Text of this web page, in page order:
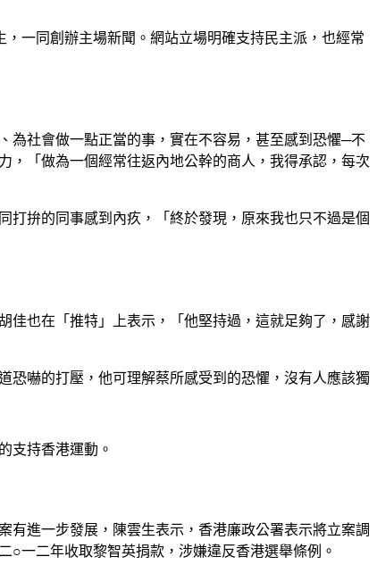
一同創辦主場新聞。網站立場明確支持民主派，也經常
為社會做一點正當的事，實在不容易，甚至感到恐懼─不
，「做為一個經常往返內地公幹的商人，我得承認，每次
打拚的同事感到內疚，「終於發現，原來我也只不過是個
佳也在「推特」上表示，「他堅持過，這就足夠了，感謝
恐嚇的打壓，他可理解蔡所感受到的恐懼，沒有人應該獨
支持香港運動。
有進一步發展，陳雲生表示，香港廉政公署表示將立案調
○一二年收取黎智英捐款，涉嫌違反香港選舉條例。